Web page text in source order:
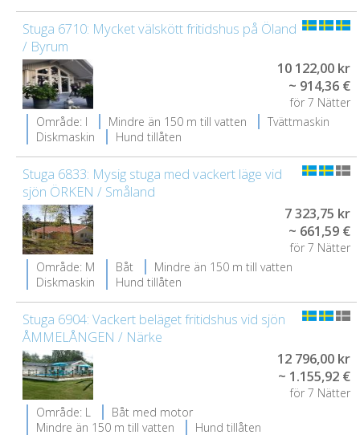
Stuga 6710: Mycket välskött fritidshus på Öland
/ Byrum
10 122,00 kr
~ 914,36 €
för 7 Nätter
Område: I
Mindre än 150 m till vatten
Tvättmaskin
Diskmaskin
Hund tillåten
Stuga 6833: Mysig stuga med vackert läge vid
sjön ÖRKEN / Småland
7 323,75 kr
~ 661,59 €
för 7 Nätter
Område: M
Båt
Mindre än 150 m till vatten
Diskmaskin
Hund tillåten
Stuga 6904: Vackert beläget fritidshus vid sjön
ÅMMELÅNGEN / Närke
12 796,00 kr
~ 1.155,92 €
för 7 Nätter
Område: L
Båt med motor
Mindre än 150 m till vatten
Hund tillåten